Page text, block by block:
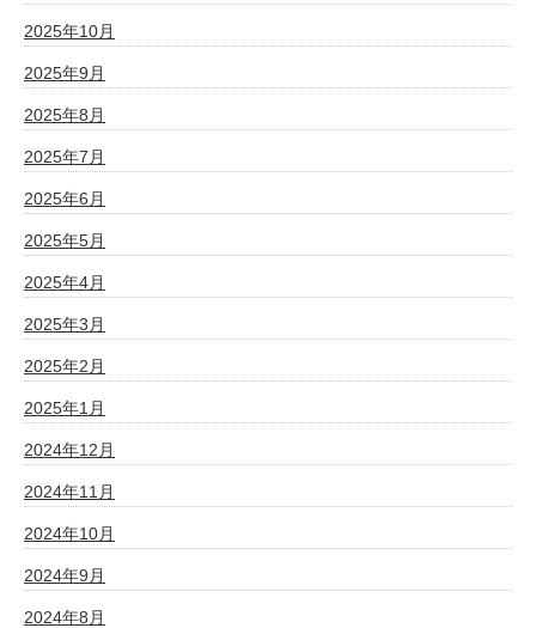
2025年10月
2025年9月
2025年8月
2025年7月
2025年6月
2025年5月
2025年4月
2025年3月
2025年2月
2025年1月
2024年12月
2024年11月
2024年10月
2024年9月
2024年8月